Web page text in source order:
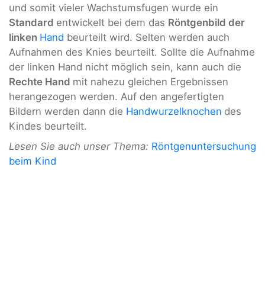
und somit vieler Wachstumsfugen wurde ein
Standard entwickelt bei dem das Röntgenbild der
linken Hand beurteilt wird. Selten werden auch
Aufnahmen des Knies beurteilt. Sollte die Aufnahme
der linken Hand nicht möglich sein, kann auch die
Rechte Hand mit nahezu gleichen Ergebnissen
herangezogen werden. Auf den angefertigten
Bildern werden dann die Handwurzelknochen des
Kindes beurteilt.
Lesen Sie auch unser Thema: Röntgenuntersuchung
beim Kind